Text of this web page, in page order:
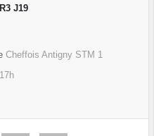
R3 J19
Cheffois Antigny STM 1